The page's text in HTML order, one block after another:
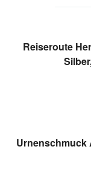
Reiseroute
Urnenschmuck